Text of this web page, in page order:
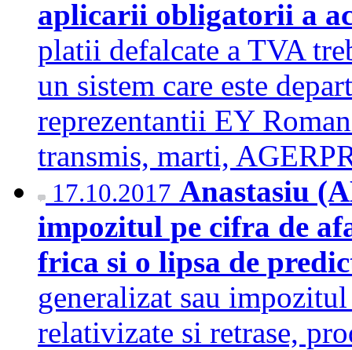
aplicarii obligatorii a
platii defalcate a TVA
un sistem care este
reprezentantii EY
transmis, marti,
17.10.2017 Anastasiu
impozitul pe cifra de
frica si o lipsa de
generalizat sau
relativizate si retrase,